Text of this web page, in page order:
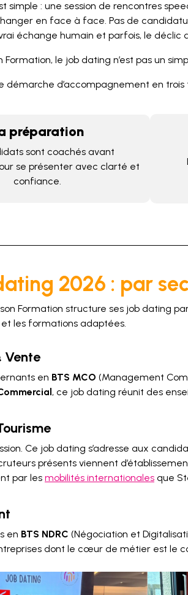
simple : une session de rencontres
en face à face. Pas de
échange humain et parfois, le déclic
le job dating n’est pas un
démarche d’accompagnement en trois
préparation
sont coachés avant
se présenter avec clarté et
confiance.
2026 : par
Formation structure ses job dating
les formations adaptées.
Vente
en BTS MCO (Management
, ce job dating réunit des
Ce job dating s’adresse aux
présents viennent
par les mobilités internationales que
en BTS NDRC (Négociation et
dont le cœur de métier est le